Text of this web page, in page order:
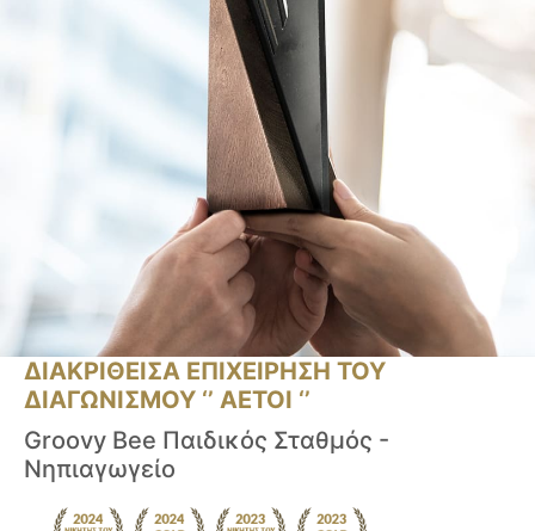
ΔΙΑΚΡΙΘΕΙΣΑ ΕΠΙΧΕΙΡΗΣΗ ΤΟΥ
ΔΙΑΓΩΝΙΣΜΟΥ ‘’ ΑΕΤΟΙ ‘’
Groovy Bee Παιδικός Σταθμός -
Νηπιαγωγείο